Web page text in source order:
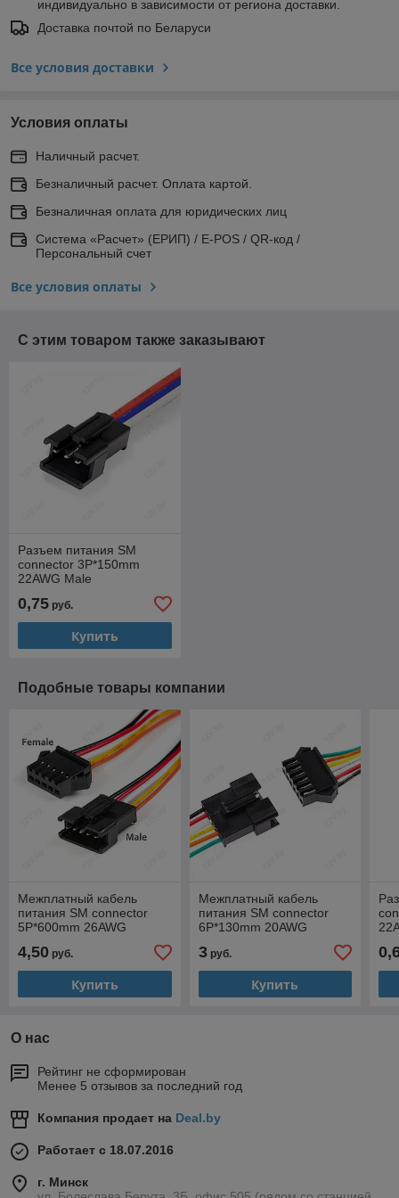
индивидуально в зависимости от региона доставки.
Доставка почтой по Беларуси
Все условия доставки
Условия оплаты
Наличный расчет.
Безналичный расчет. Оплата картой.
Безналичная оплата для юридических лиц
Система «Расчет» (ЕРИП) / E-POS / QR-код /
Персональный счет
Все условия оплаты
С этим товаром также заказывают
Разъем питания SM
connector 3P*150mm
22AWG Male
0,75 руб.
Купить
Подобные товары компании
Межплатный кабель
питания SM connector
5P*600mm 26AWG
4,50 руб.
Купить
Межплатный кабель
питания SM connector
6P*130mm 20AWG
3руб.
Купить
О нас
Рейтинг не сформирован
Менее 5 отзывов за последний год
Компания продает на Deal.by
Работает с 18.07.2016
г. Минск